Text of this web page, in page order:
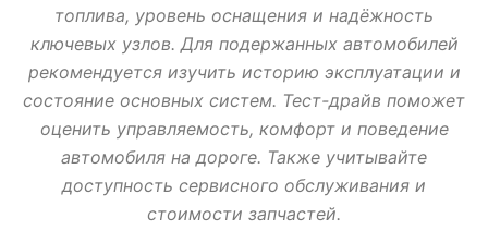
топлива, уровень оснащения и надёжность
ключевых узлов. Для подержанных автомобилей
рекомендуется изучить историю эксплуатации и
состояние основных систем. Тест-драйв поможет
оценить управляемость, комфорт и поведение
автомобиля на дороге. Также учитывайте
доступность сервисного обслуживания и
стоимости запчастей.